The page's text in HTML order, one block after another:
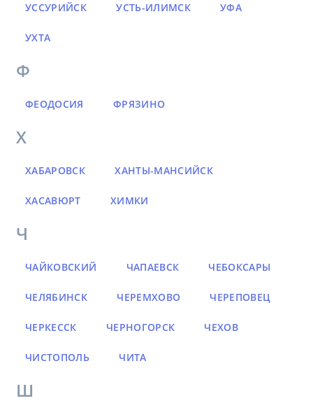
УССУРИЙСК УСТЬ-ИЛИМСК УФА
УХТА
Ф
ФЕОДОСИЯ ФРЯЗИНО
Х
ХАБАРОВСК ХАНТЫ-МАНСИЙСК
ХАСАВЮРТ ХИМКИ
Ч
ЧАЙКОВСКИЙ ЧАПАЕВСК ЧЕБОКСАРЫ
ЧЕЛЯБИНСК ЧЕРЕМХОВО ЧЕРЕПОВЕЦ
ЧЕРКЕССК ЧЕРНОГОРСК ЧЕХОВ
ЧИСТОПОЛЬ ЧИТА
Ш